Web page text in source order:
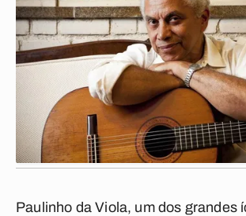
Paulinho da Viola, um dos grandes